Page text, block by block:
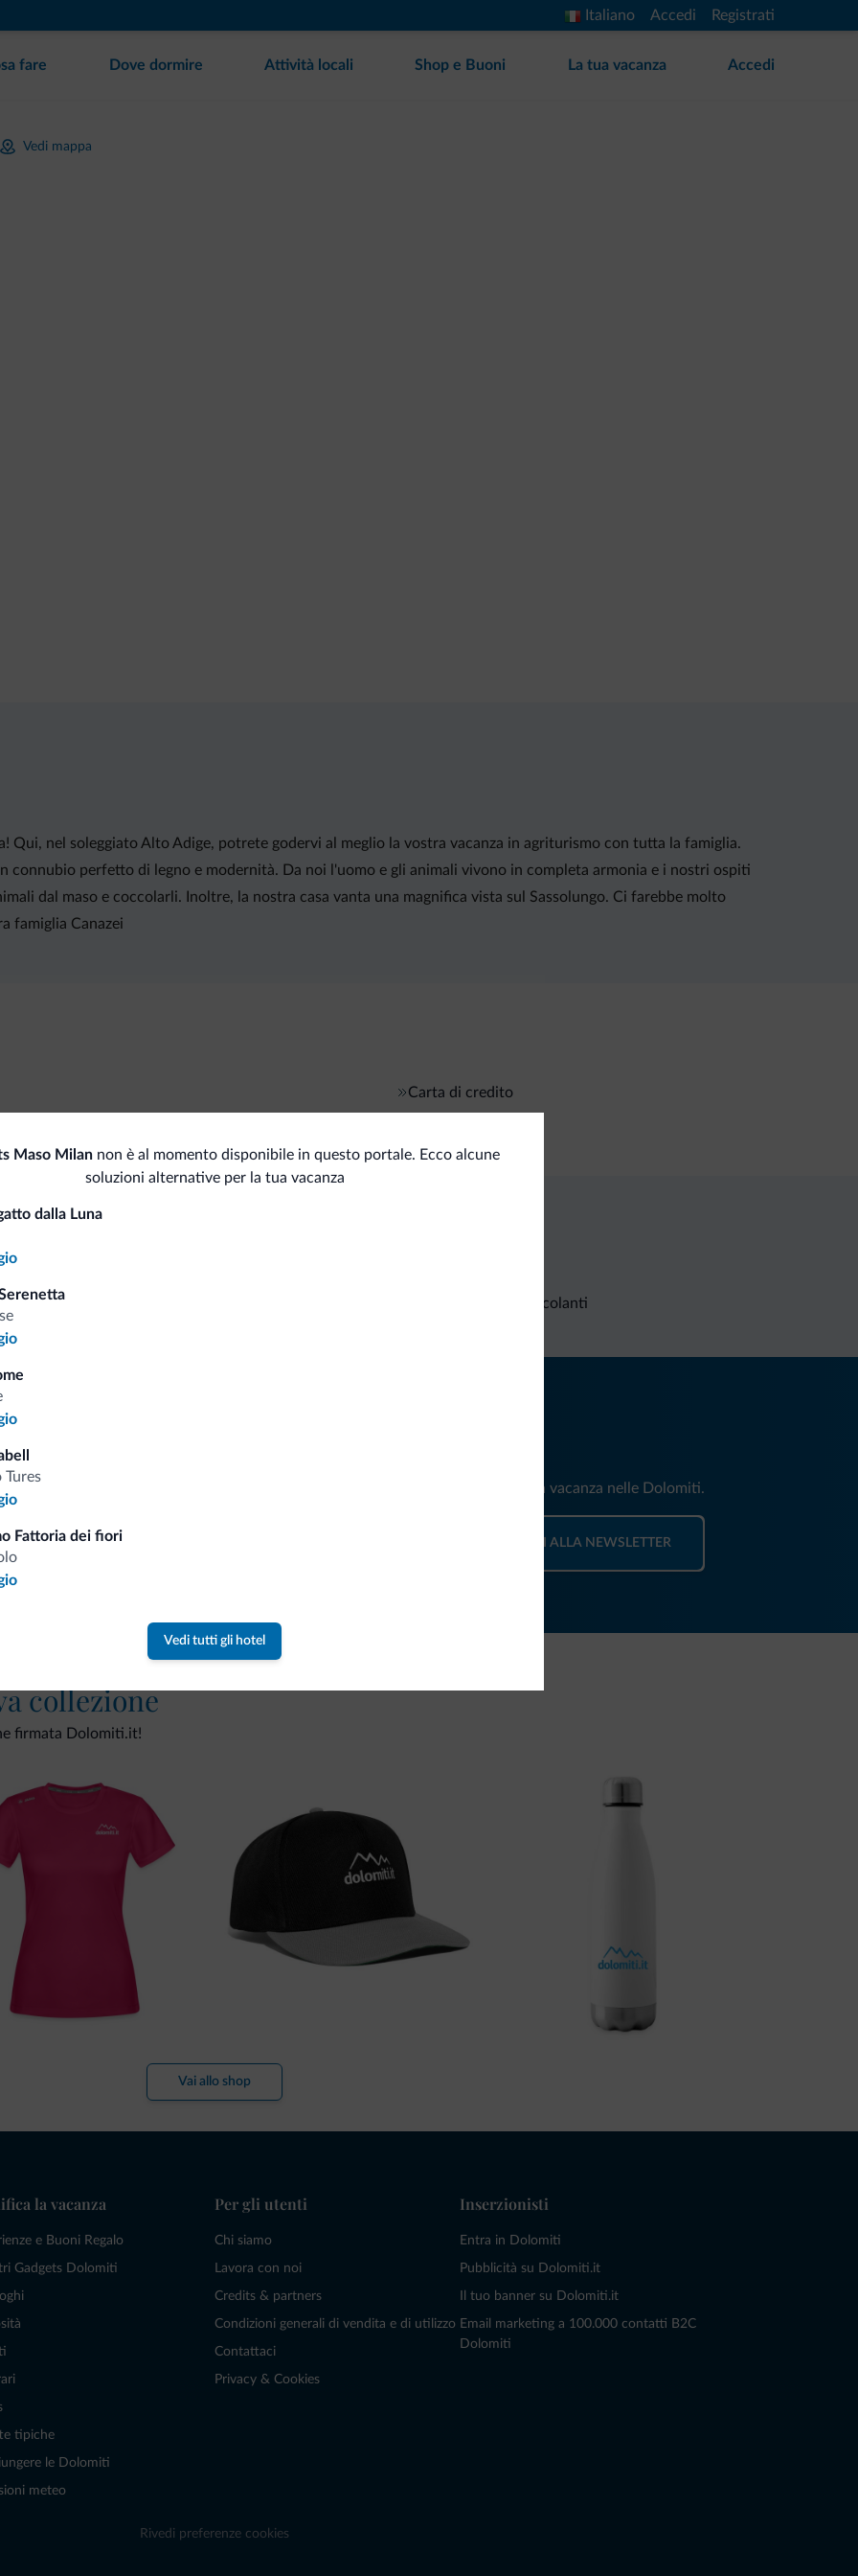
Italiano Accedi Registrati
fare Dove dormire Attività locali Shop e Buoni La tua vacanza Accedi
Vedi mappa
Qui, nel soleggiato Alto Adige, potrete godervi al meglio la vostra vacanza in agriturismo con tutta la famiglia.
connubio perfetto di legno e modernità. Da noi l'uomo e gli animali vivono in completa armonia e i nostri ospiti
dal maso e coccolarli. Inoltre, la nostra casa vanta una magnifica vista sul Sassolungo. Ci farebbe molto
famiglia Canazei
Carta di credito
Maso Milan non è al momento disponibile in questo portale. Ecco alcune
soluzioni alternative per la tua vacanza
dalla Luna
Tures
Fattoria dei fiori
Vedi tutti gli hotel
Tariffe vantaggiose Richieste non vincolanti
Riceverai informazioni, offerte esclusive e news per la tua vacanza nelle Dolomiti.
ISCRIVITI ALLA NEWSLETTER
collezione
firmata Dolomiti.it!
Vai allo shop
la vacanza
e Buoni Regalo
Gadgets Dolomiti
tipiche
le Dolomiti
meteo
Per gli utenti
Chi siamo
Lavora con noi
Credits & partners
Condizioni generali di vendita e di utilizzo
Contattaci
Privacy & Cookies
Inserzionisti
Entra in Dolomiti
Pubblicità su Dolomiti.it
Il tuo banner su Dolomiti.it
Email marketing a 100.000 contatti B2C
Dolomiti
Rivedi preferenze cookies